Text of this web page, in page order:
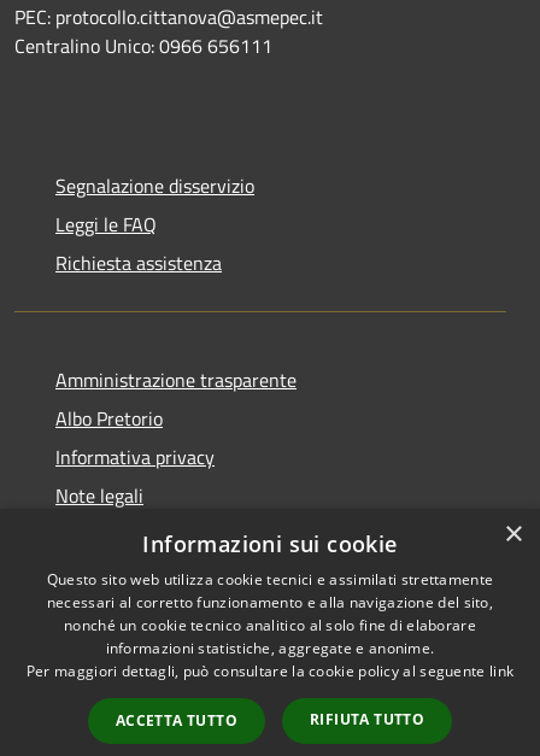
PEC: protocollo.cittanova@asmepec.it
Centralino Unico: 0966 656111
Segnalazione disservizio
Leggi le FAQ
Richiesta assistenza
Amministrazione trasparente
Albo Pretorio
Informativa privacy
Note legali
Dichiarazione di accessibilità
Accessibilità
Copyright © 2026 • Comune di
Cittanova • Powered by
Municipium•
Accesso
redazione
×
Informazioni sui cookie
Questo sito web utilizza cookie tecnici e assimilati strettamente
necessari al corretto funzionamento e alla navigazione del sito,
nonché un cookie tecnico analitico al solo fine di elaborare
informazioni statistiche, aggregate e anonime.
Per maggiori dettagli, può consultare la cookie policy al seguente link
ACCETTA TUTTO RIFIUTA TUTTO